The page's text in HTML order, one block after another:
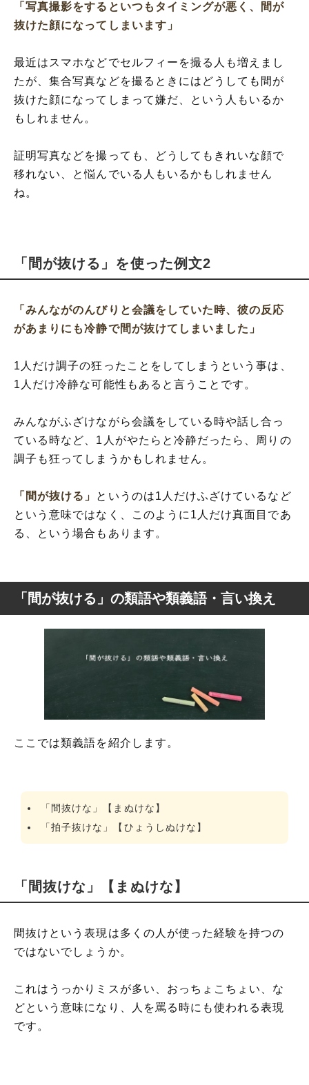
「写真撮影をするといつもタイミングが悪く、間が
抜けた顔になってしまいます」
最近はスマホなどでセルフィーを撮る人も増えまし
たが、集合写真などを撮るときにはどうしても間が
抜けた顔になってしまって嫌だ、という人もいるか
もしれません。
証明写真などを撮っても、どうしてもきれいな顔で
移れない、と悩んでいる人もいるかもしれません
ね。
「間が抜ける」を使った例文2
「みんながのんびりと会議をしていた時、彼の反応
があまりにも冷静で間が抜けてしまいました」
1人だけ調子の狂ったことをしてしまうという事は、
1人だけ冷静な可能性もあると言うことです。
みんながふざけながら会議をしている時や話し合っ
ている時など、1人がやたらと冷静だったら、周りの
調子も狂ってしまうかもしれません。
「間が抜ける」 というのは1人だけふざけているなど
という意味ではなく、このように1人だけ真面目であ
る、という場合もあります。
「間が抜ける」の類語や類義語・言い換え
ここでは類義語を紹介します。
「間抜けな」【まぬけな】
「拍子抜けな」【ひょうしぬけな】
「間抜けな」【まぬけな】
間抜けという表現は多くの人が使った経験を持つの
ではないでしょうか。
これはうっかりミスが多い、おっちょこちょい、な
どという意味になり、人を罵る時にも使われる表現
です。